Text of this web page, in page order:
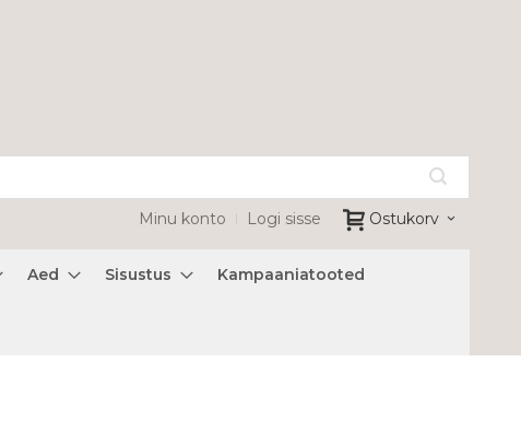
Ostukorv
Minu konto Logi sisse
Aed Sisustus Kampaaniatooted